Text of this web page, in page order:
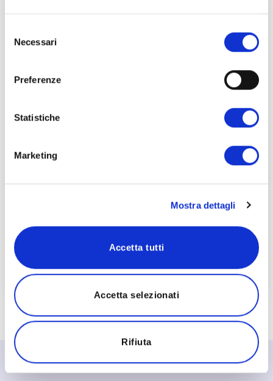
delNecessari
Preferenze
Statistiche
Marketing
Mostra dettagli
Accetta tutti
Accetta selezionati
Rifiuta
I contenuti del corso Fondamenti di
Regole compositive
Le diverse forme dell’immagine
Il processo creativo e le sue fasi
I consigli da seguire per un design di qualità